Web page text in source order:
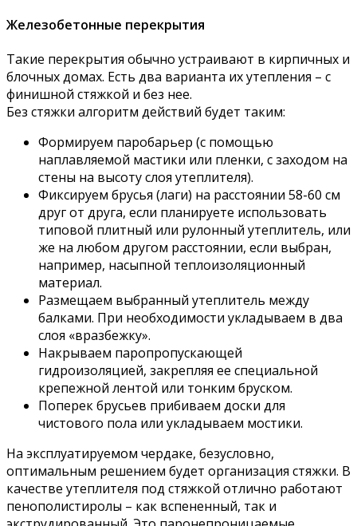
Железобетонные перекрытия
Такие перекрытия обычно устраивают в кирпичных и
блочных домах. Есть два варианта их утепления – с
финишной стяжкой и без нее.
Без стяжки алгоритм действий будет таким:
Формируем паробарьер (с помощью
наплавляемой мастики или пленки, с заходом на
стены на высоту слоя утеплителя).
Фиксируем брусья (лаги) на расстоянии 58-60 см
друг от друга, если планируете использовать
типовой плитный или рулонный утеплитель, или
же на любом другом расстоянии, если выбран,
например, насыпной теплоизоляционный
материал.
Размещаем выбранный утеплитель между
балками. При необходимости укладываем в два
слоя «вразбежку».
Накрываем паропропускающей
гидроизоляцией, закрепляя ее специальной
крепежной лентой или тонким бруском.
Поперек брусьев прибиваем доски для
чистового пола или укладываем мостики.
На эксплуатируемом чердаке, безусловно,
оптимальным решением будет организация стяжки. В
качестве утеплителя под стяжкой отлично работают
пенополистиролы – как вспененный, так и